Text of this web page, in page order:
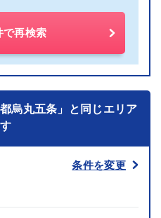
で再検索
烏丸五条」と同じエリア
条件を変更